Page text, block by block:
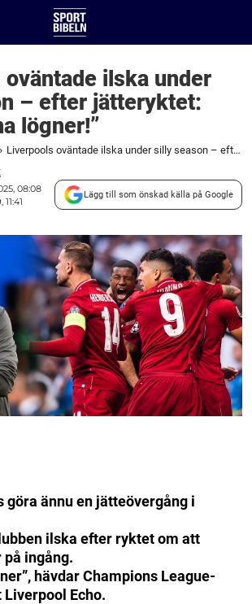
ilska under
– efter jätteryktet:
lögner!”
Liverpools oväntade ilska under silly season – efter jätteryktet: "Det är rena lögner!"
08:08
11:41
Lägg till som önskad källa på Google
göra ännu en jätteövergång i
ilska efter ryktet om att
på ingång.
hävdar Champions League-
Echo.